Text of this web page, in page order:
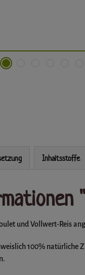
Inhaltsstoffe
und Vollwert-Reis
100%